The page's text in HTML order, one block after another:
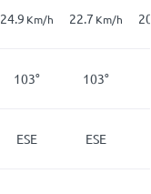
24.9 Km/h 22.7 Km/h
103° 103°
ESE ESE